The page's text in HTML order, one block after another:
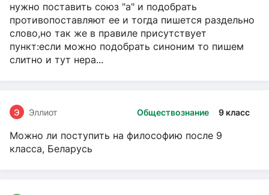
нужно поставить союз "а" и подобрать
противопоставляют ее и тогда пишется раздельно
слово,но так же в правиле присутствует
пункт:если можно подобрать синоним то пишем
слитно и тут нера...
Обществознание 9 класс
Э Эллиот
Можно ли поступить на философию после 9
класса, Беларусь